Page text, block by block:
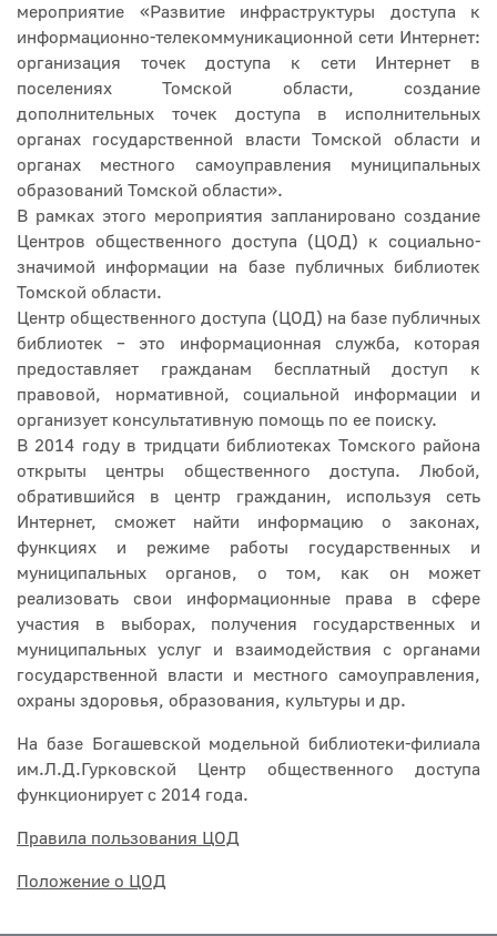
мероприятие «Развитие инфраструктуры доступа к
информационно-телекоммуникационной сети Интернет:
организация точек доступа к сети Интернет в
поселениях Томской области, создание
дополнительных точек доступа в исполнительных
органах государственной власти Томской области и
органах местного самоуправления муниципальных
образований Томской области».
В рамках этого мероприятия запланировано создание
Центров общественного доступа (ЦОД) к социально-
значимой информации на базе публичных библиотек
Томской области.
Центр общественного доступа (ЦОД) на базе публичных
библиотек – это информационная служба, которая
предоставляет гражданам бесплатный доступ к
правовой, нормативной, социальной информации и
организует консультативную помощь по ее поиску.
В 2014 году в тридцати библиотеках Томского района
открыты центры общественного доступа. Любой,
обратившийся в центр гражданин, используя сеть
Интернет, сможет найти информацию о законах,
функциях и режиме работы государственных и
муниципальных органов, о том, как он может
реализовать свои информационные права в сфере
участия в выборах, получения государственных и
муниципальных услуг и взаимодействия с органами
государственной власти и местного самоуправления,
охраны здоровья, образования, культуры и др.
На базе Богашевской модельной библиотеки-филиала
им.Л.Д.Гурковской Центр общественного доступа
функционирует с 2014 года.
Правила пользования ЦОД
Положение о ЦОД